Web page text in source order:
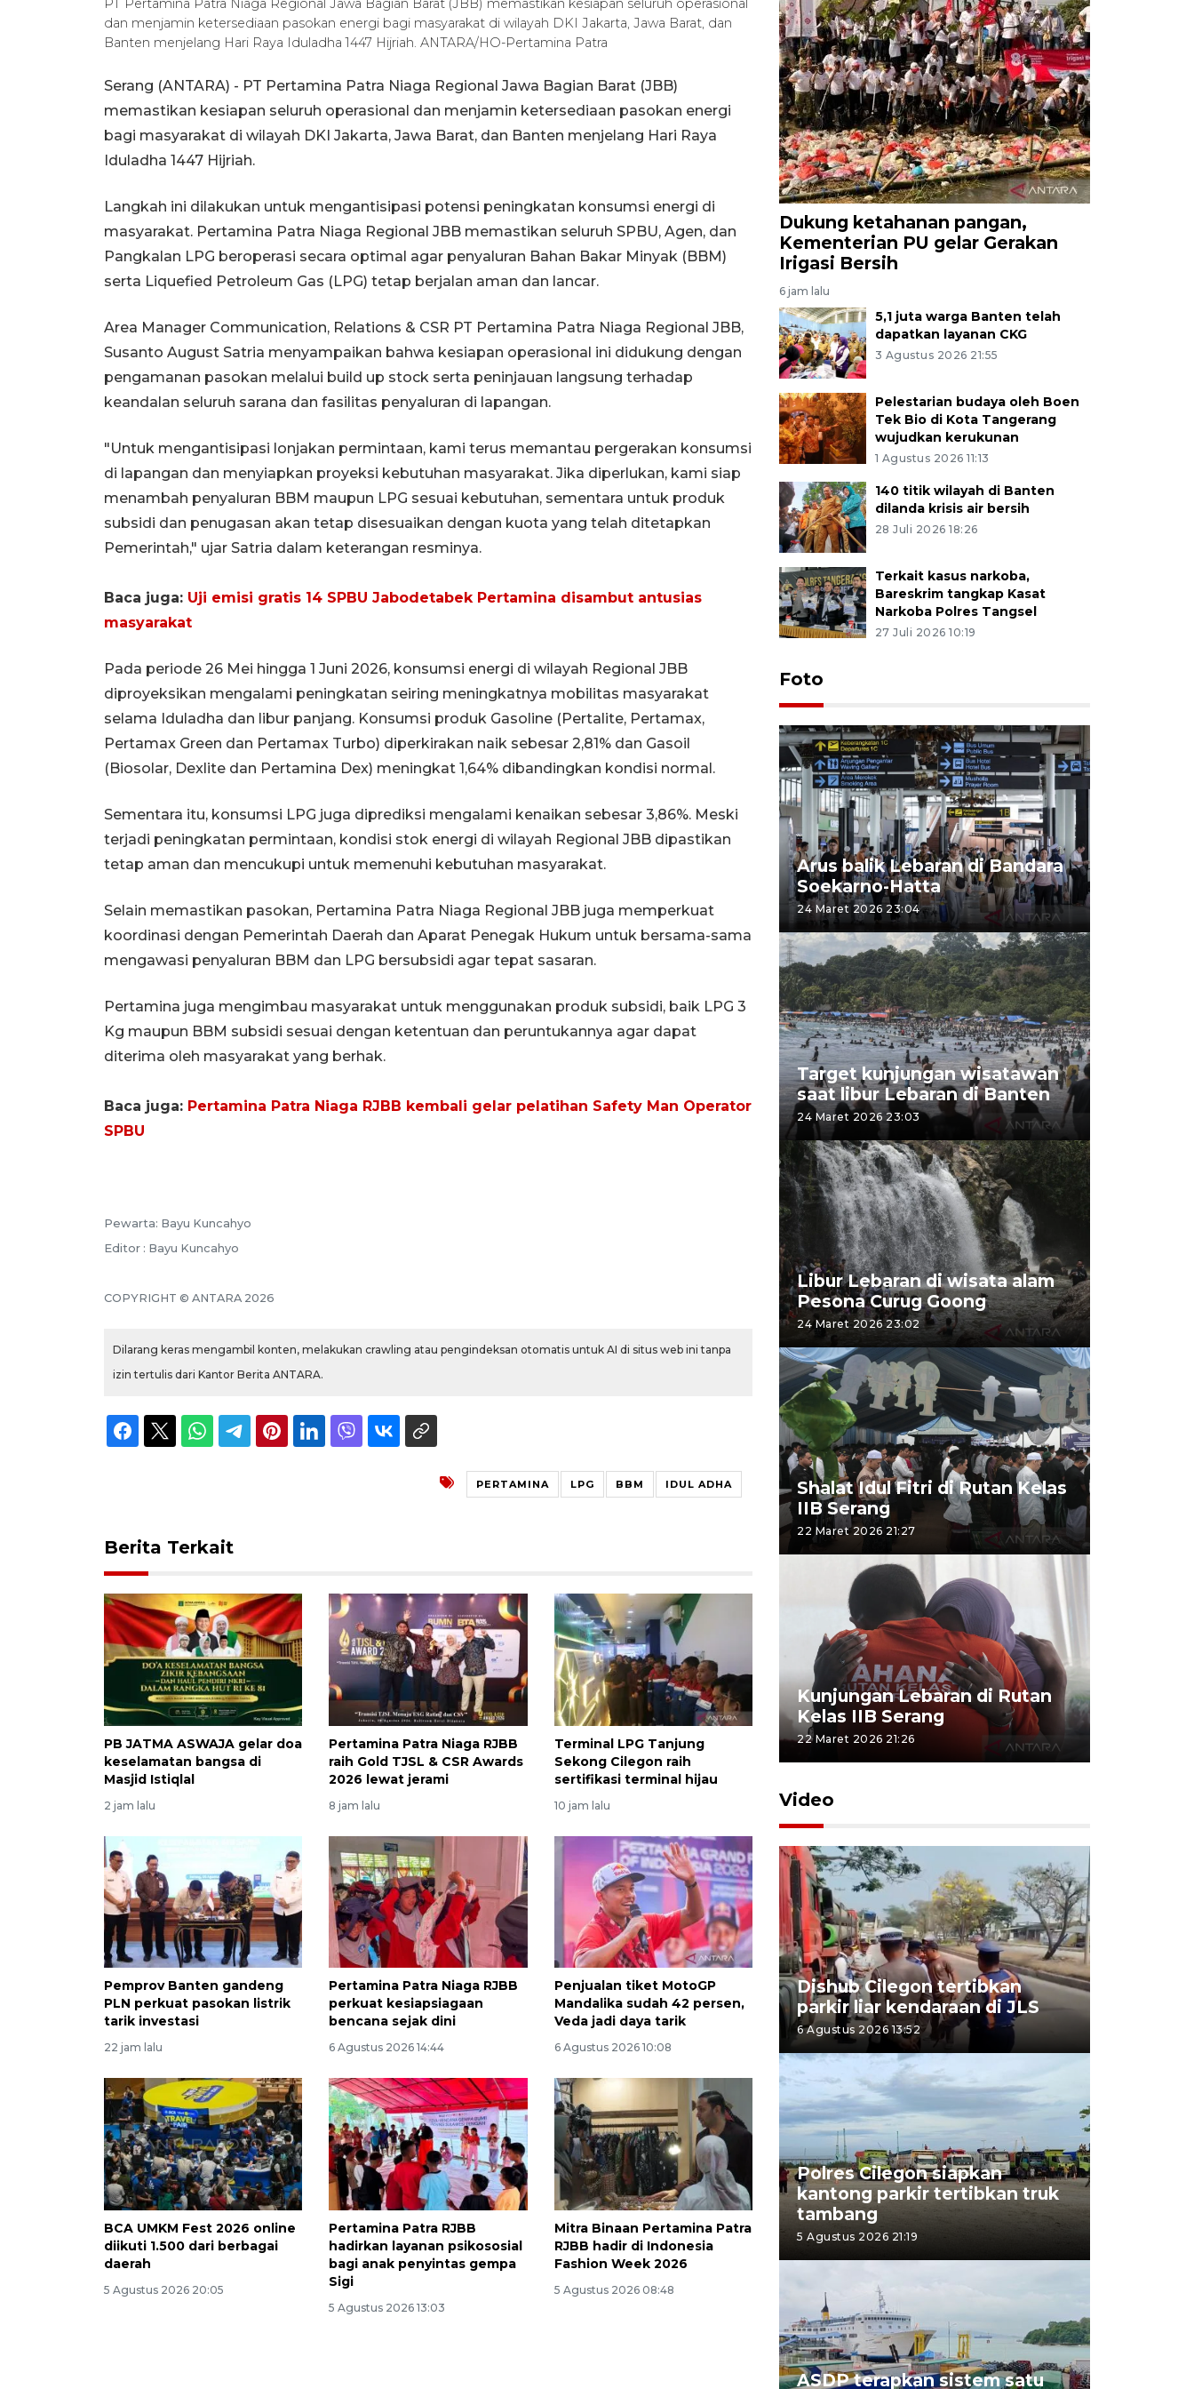
PT Pertamina Patra Niaga Regional Jawa Bagian Barat (JBB) memastikan kesiapan seluruh operasional
dan menjamin ketersediaan pasokan energi bagi masyarakat di wilayah DKI Jakarta, Jawa Barat, dan
Banten menjelang Hari Raya Iduladha 1447 Hijriah. ANTARA/HO-Pertamina Patra
Serang (ANTARA) - PT Pertamina Patra Niaga Regional Jawa Bagian Barat (JBB)
memastikan kesiapan seluruh operasional dan menjamin ketersediaan pasokan energi
bagi masyarakat di wilayah DKI Jakarta, Jawa Barat, dan Banten menjelang Hari Raya
Iduladha 1447 Hijriah.
Langkah ini dilakukan untuk mengantisipasi potensi peningkatan konsumsi energi di
masyarakat. Pertamina Patra Niaga Regional JBB memastikan seluruh SPBU, Agen, dan
Pangkalan LPG beroperasi secara optimal agar penyaluran Bahan Bakar Minyak (BBM)
serta Liquefied Petroleum Gas (LPG) tetap berjalan aman dan lancar.
Area Manager Communication, Relations & CSR PT Pertamina Patra Niaga Regional JBB,
Susanto August Satria menyampaikan bahwa kesiapan operasional ini didukung dengan
pengamanan pasokan melalui build up stock serta peninjauan langsung terhadap
keandalan seluruh sarana dan fasilitas penyaluran di lapangan.
"Untuk mengantisipasi lonjakan permintaan, kami terus memantau pergerakan konsumsi
di lapangan dan menyiapkan proyeksi kebutuhan masyarakat. Jika diperlukan, kami siap
menambah penyaluran BBM maupun LPG sesuai kebutuhan, sementara untuk produk
subsidi dan penugasan akan tetap disesuaikan dengan kuota yang telah ditetapkan
Pemerintah," ujar Satria dalam keterangan resminya.
Baca juga: Uji emisi gratis 14 SPBU Jabodetabek Pertamina disambut antusias
masyarakat
Pada periode 26 Mei hingga 1 Juni 2026, konsumsi energi di wilayah Regional JBB
diproyeksikan mengalami peningkatan seiring meningkatnya mobilitas masyarakat
selama Iduladha dan libur panjang. Konsumsi produk Gasoline (Pertalite, Pertamax,
Pertamax Green dan Pertamax Turbo) diperkirakan naik sebesar 2,81% dan Gasoil
(Biosolar, Dexlite dan Pertamina Dex) meningkat 1,64% dibandingkan kondisi normal.
Sementara itu, konsumsi LPG juga diprediksi mengalami kenaikan sebesar 3,86%. Meski
terjadi peningkatan permintaan, kondisi stok energi di wilayah Regional JBB dipastikan
tetap aman dan mencukupi untuk memenuhi kebutuhan masyarakat.
Selain memastikan pasokan, Pertamina Patra Niaga Regional JBB juga memperkuat
koordinasi dengan Pemerintah Daerah dan Aparat Penegak Hukum untuk bersama-sama
mengawasi penyaluran BBM dan LPG bersubsidi agar tepat sasaran.
Pertamina juga mengimbau masyarakat untuk menggunakan produk subsidi, baik LPG 3
Kg maupun BBM subsidi sesuai dengan ketentuan dan peruntukannya agar dapat
diterima oleh masyarakat yang berhak.
Baca juga: Pertamina Patra Niaga RJBB kembali gelar pelatihan Safety Man Operator
SPBU
Pewarta: Bayu Kuncahyo
Editor : Bayu Kuncahyo
COPYRIGHT © ANTARA 2026
Dilarang keras mengambil konten, melakukan crawling atau pengindeksan otomatis untuk AI di situs web ini tanpa
izin tertulis dari Kantor Berita ANTARA.
PERTAMINA LPG BBM IDUL ADHA
Berita Terkait
PB JATMA ASWAJA gelar doa
keselamatan bangsa di
Masjid Istiqlal
2 jam lalu
Pertamina Patra Niaga RJBB
raih Gold TJSL & CSR Awards
2026 lewat jerami
8 jam lalu
Terminal LPG Tanjung
Sekong Cilegon raih
sertifikasi terminal hijau
10 jam lalu
Pemprov Banten gandeng
PLN perkuat pasokan listrik
tarik investasi
22 jam lalu
Pertamina Patra Niaga RJBB
perkuat kesiapsiagaan
bencana sejak dini
6 Agustus 2026 14:44
Penjualan tiket MotoGP
Mandalika sudah 42 persen,
Veda jadi daya tarik
6 Agustus 2026 10:08
BCA UMKM Fest 2026 online
diikuti 1.500 dari berbagai
daerah
5 Agustus 2026 20:05
Pertamina Patra RJBB
hadirkan layanan psikososial
bagi anak penyintas gempa
Sigi
5 Agustus 2026 13:03
Mitra Binaan Pertamina Patra
RJBB hadir di Indonesia
Fashion Week 2026
5 Agustus 2026 08:48
Dukung ketahanan pangan,
Kementerian PU gelar Gerakan
Irigasi Bersih
6 jam lalu
5,1 juta warga Banten telah
dapatkan layanan CKG
3 Agustus 2026 21:55
Pelestarian budaya oleh Boen
Tek Bio di Kota Tangerang
wujudkan kerukunan
1 Agustus 2026 11:13
140 titik wilayah di Banten
dilanda krisis air bersih
28 Juli 2026 18:26
Terkait kasus narkoba,
Bareskrim tangkap Kasat
Narkoba Polres Tangsel
27 Juli 2026 10:19
Foto
Arus balik Lebaran di Bandara
Soekarno-Hatta
24 Maret 2026 23:04
Target kunjungan wisatawan
saat libur Lebaran di Banten
24 Maret 2026 23:03
Libur Lebaran di wisata alam
Pesona Curug Goong
24 Maret 2026 23:02
Shalat Idul Fitri di Rutan Kelas
IIB Serang
22 Maret 2026 21:27
Kunjungan Lebaran di Rutan
Kelas IIB Serang
22 Maret 2026 21:26
Video
Dishub Cilegon tertibkan
parkir liar kendaraan di JLS
6 Agustus 2026 13:52
Polres Cilegon siapkan
kantong parkir tertibkan truk
tambang
5 Agustus 2026 21:19
ASDP terapkan sistem satu